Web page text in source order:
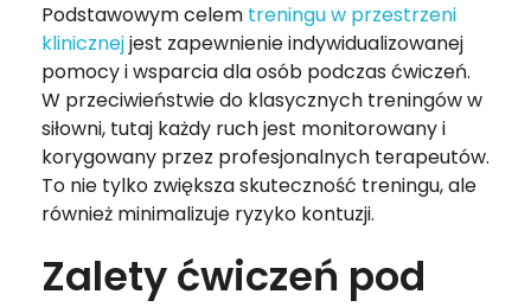
Podstawowym celem treningu w przestrzeni
klinicznejjest zapewnienie indywidualizowanej
pomocy i wsparcia dla osób podczas ćwiczeń.
W przeciwieństwie do klasycznych treningów w
siłowni, tutaj każdy ruch jest monitorowany i
korygowany przez profesjonalnych terapeutów.
To nie tylko zwiększa skuteczność treningu, ale
również minimalizuje ryzyko kontuzji.
Zalety ćwiczeń pod